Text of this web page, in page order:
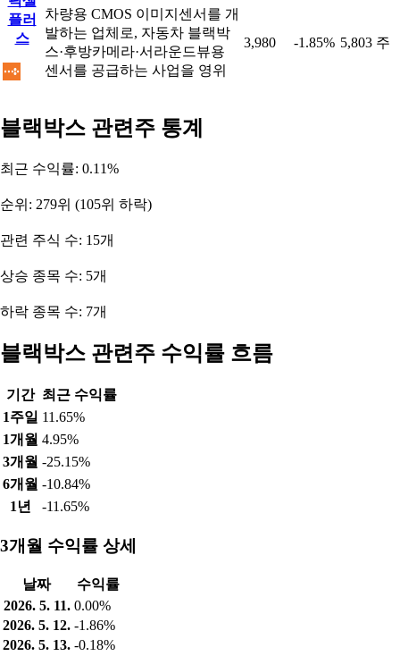
플러
스
차량용 CMOS 이미지센서를 개
발하는 업체로, 자동차 블랙박
스·후방카메라·서라운드뷰용
센서를 공급하는 사업을 영위
3,980 -1.85% 5,803 주
블랙박스 관련주 통계
최근 수익률: 0.11%
순위: 279위 (105위 하락)
관련 주식 수: 15개
상승 종목 수: 5개
하락 종목 수: 7개
블랙박스 관련주 수익률 흐름
기간 최근 수익률
1주일 11.65%
1개월 4.95%
3개월 -25.15%
6개월 -10.84%
1년
-11.65%
3개월 수익률 상세
날짜
수익률
2026. 5. 11. 0.00%
2026. 5. 12. -1.86%
2026. 5. 13. -0.18%